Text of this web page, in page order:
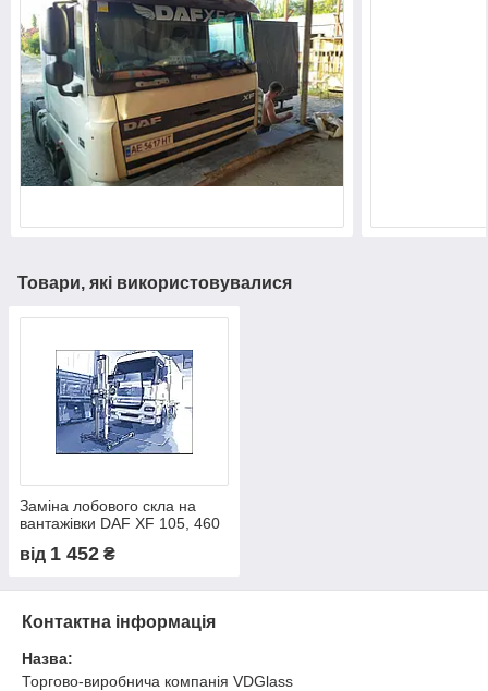
Товари, які використовувалися
Заміна лобового скла на
вантажівки DAF XF 105, 460
від 1 452 ₴
Контактна інформація
Назва:
Торгово-виробнича компанія VDGlass